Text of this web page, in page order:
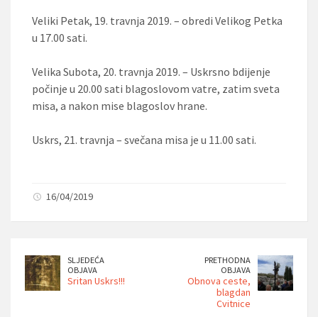
Veliki Petak, 19. travnja 2019. – obredi Velikog Petka
u 17.00 sati.
Velika Subota, 20. travnja 2019. – Uskrsno bdijenje
počinje u 20.00 sati blagoslovom vatre, zatim sveta
misa, a nakon mise blagoslov hrane.
Uskrs, 21. travnja – svečana misa je u 11.00 sati.
16/04/2019
SLJEDEĆA
OBJAVA
Sritan Uskrs!!!
PRETHODNA
OBJAVA
Obnova ceste,
blagdan
Cvitnice